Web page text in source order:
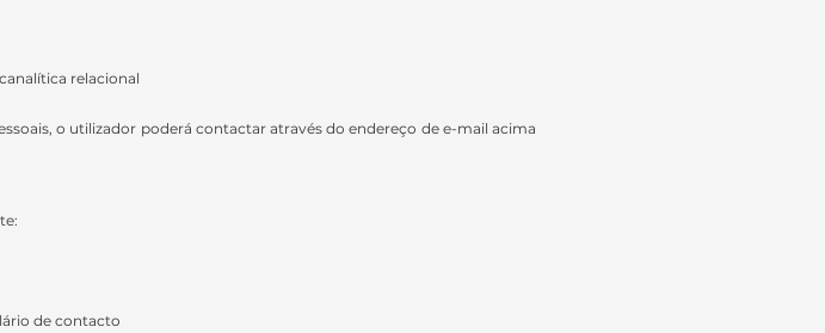
relacional
o utilizador poderá contactar através do endereço de e-mail acima
de contacto